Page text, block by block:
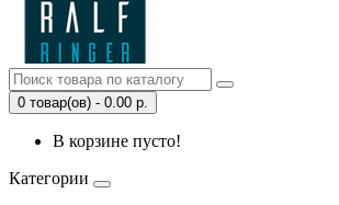
0 товар(ов) - 0.00 р.
В корзине пусто!
Категории